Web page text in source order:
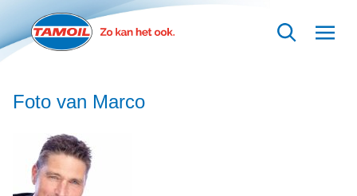
Ga naar hoofdinhoud
Foto van Marco